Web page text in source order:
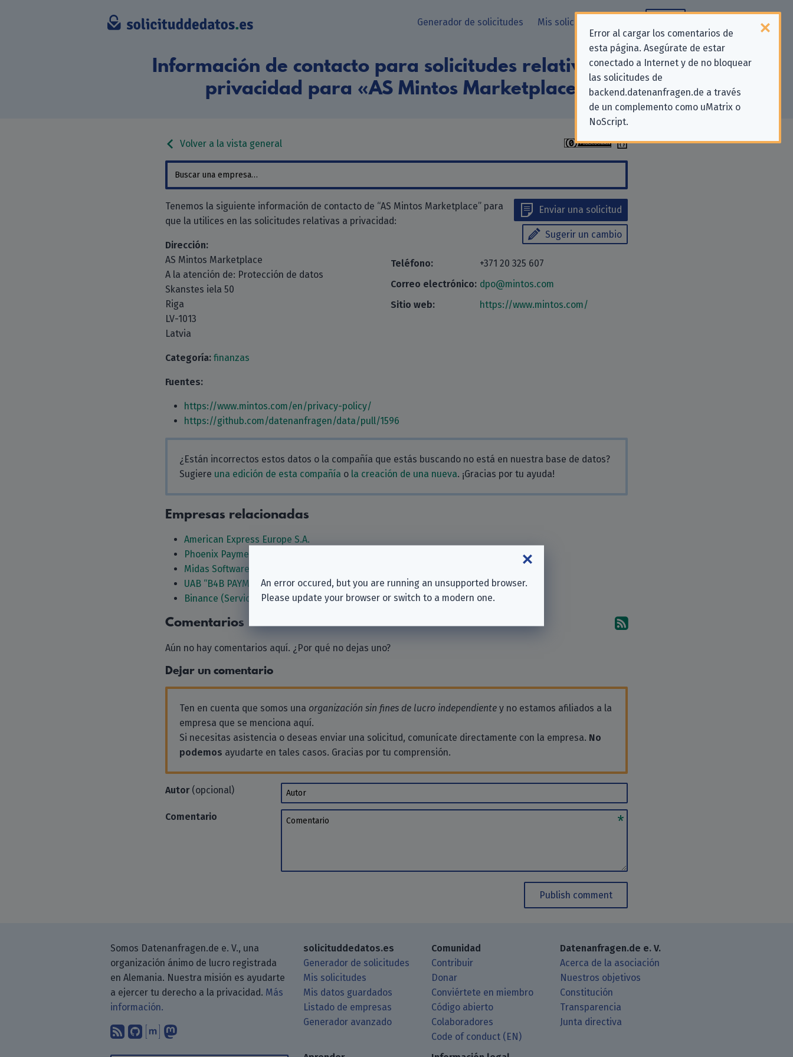
Error al cargar los comentarios de
esta página. Asegúrate de estar
conectado a Internet y de no bloquear
las solicitudes de
backend.datenanfragen.de a través
de un complemento como uMatrix o
NoScript.
Generador de solicitudes Mis solicitudes
Información de contacto para solicitudes relativas a la
privacidad para «AS Mintos Marketplace»
Volver a la vista general
Enviar una solicitud
Sugerir un cambio
Tenemos la siguiente información de contacto de “AS Mintos Marketplace” para
que la utilices en las solicitudes relativas a privacidad:
Dirección:
AS Mintos Marketplace
A la atención de: Protección de datos
Skanstes iela 50
Riga
LV-1013
Latvia
Teléfono:
+371 20 325 607
Correo electrónico: dpo@mintos.com
Sitio web:
https://www.mintos.com/
Categoría: finanzas
Fuentes:
https://www.mintos.com/en/privacy-policy/
https://github.com/datenanfragen/data/pull/1596
¿Están incorrectos estos datos o la compañía que estás buscando no está en nuestra base de datos?
Sugiere una edición de esta compañía o la creación de una nueva. ¡Gracias por tu ayuda!
Empresas relacionadas
American Express Europe S.A.
Phoenix Payments BV
Midas Software GmbH
UAB “B4B PAYMENTS EUROPE”
Binance (Services Holdings) Limited
Comentarios Suscríbete a los
Aún no hay comentarios aquí. ¿Por qué no dejas uno?
Dejar un comentario
Ten en cuenta que somos una organización sin fines de lucro independiente y no estamos afiliados a la
empresa que se menciona aquí.
Si necesitas asistencia o deseas enviar una solicitud, comunícate directamente con la empresa. No
podemos ayudarte en tales casos. Gracias por tu comprensión.
Autor(opcional) Autor
Comentario Comentario
Publish comment
Somos Datenanfragen.de e. V., una
organización ánimo de lucro registrada
en Alemania. Nuestra misión es ayudarte
a ejercer tu derecho a la privacidad. Más
información.
Suscríbete a nuestro blog a través de tu lector de RSS
Encuéntranos en GitHub
Encuéntranos en Matrix
Sígenos en Mastodon
solicituddedatos.es
Generador de solicitudes
Mis solicitudes
Mis datos guardados
Listado de empresas
Generador avanzado
Comunidad
Contribuir
Donar
Conviértete en miembro
Código abierto
Colaboradores
Code of conduct (EN)
Datenanfragen.de e. V.
Acerca de la asociación
Nuestros objetivos
Constitución
Transparencia
Junta directiva
An error occured, but you are running an unsupported browser.
Please update your browser or switch to a modern one.